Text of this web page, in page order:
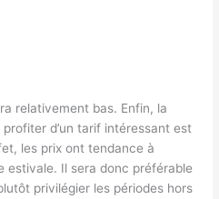
relativement bas. Enfin, la
d’un tarif intéressant est
les prix ont tendance à
estivale. Il sera donc préférable
privilégier les périodes hors